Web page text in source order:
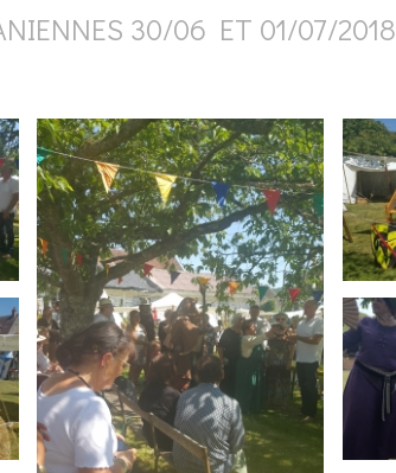
30/06 ET 01/07/2018